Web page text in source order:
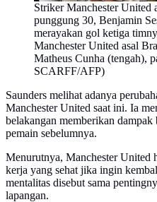
Striker Manchester United
punggung 30, Benjamin
merayakan gol ketiga
Manchester United asal
Matheus Cunha (tengah),
SCARFF/AFP)
Saunders melihat adanya
Manchester United saat ini. Ia
belakangan memberikan dampak
pemain sebelumnya.
Menurutnya, Manchester United
kerja yang sehat jika ingin
mentalitas disebut sama
lapangan.